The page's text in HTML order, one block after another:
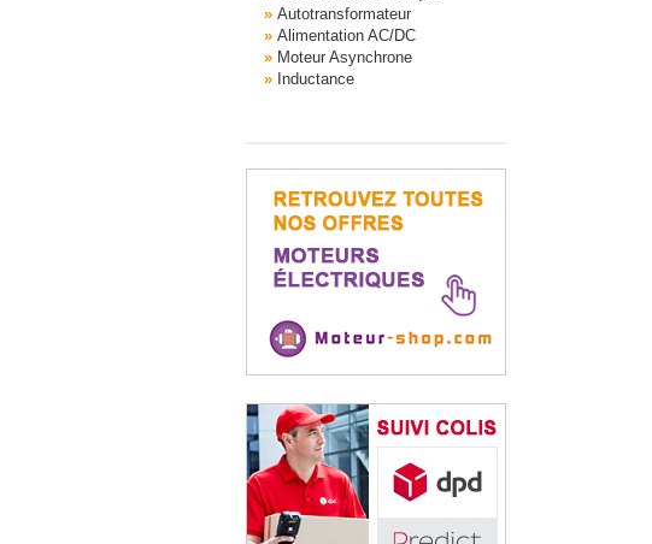
Autotransformateur
Alimentation AC/DC
Moteur Asynchrone
Inductance